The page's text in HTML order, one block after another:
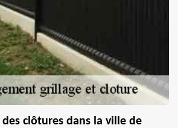
des clôtures dans la ville de